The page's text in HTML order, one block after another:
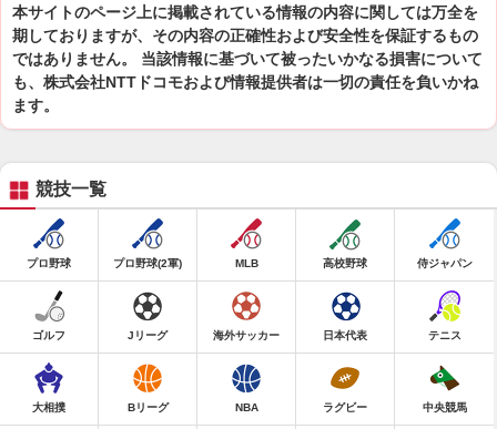
本サイトのページ上に掲載されている情報の内容に関しては万全を
期しておりますが、その内容の正確性および安全性を保証するもの
ではありません。 当該情報に基づいて被ったいかなる損害について
も、株式会社NTTドコモおよび情報提供者は一切の責任を負いかね
ます。
競技一覧
プロ野球 プロ野球(2軍) MLB 高校野球 侍ジャパン
ゴルフ Jリーグ 海外サッカー 日本代表 テニス
大相撲 Bリーグ NBA ラグビー 中央競馬